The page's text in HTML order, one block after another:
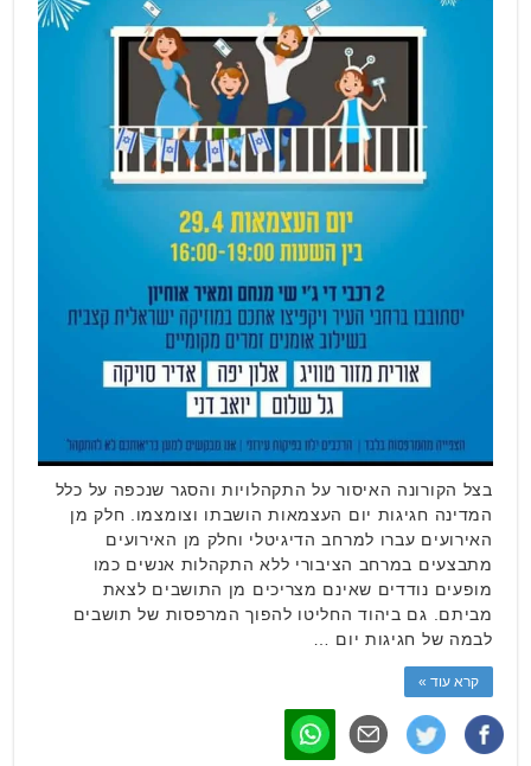
בצל הקורונה האיסור על התקהלויות והסגר שנכפה על כלל
המדינה חגיגות יום העצמאות הושבתו וצומצמו. חלק מן
האירועים עברו למרחב הדיגיטלי וחלק מן האירועים
מתבצעים במרחב הציבורי ללא התקהלות אנשים כמו
מופעים נודדים שאינם מצריכים מן התושבים לצאת
מביתם. גם ביהוד החליטו להפוך המרפסות של תושבים
לבמה של חגיגות יום …
קרא עוד »